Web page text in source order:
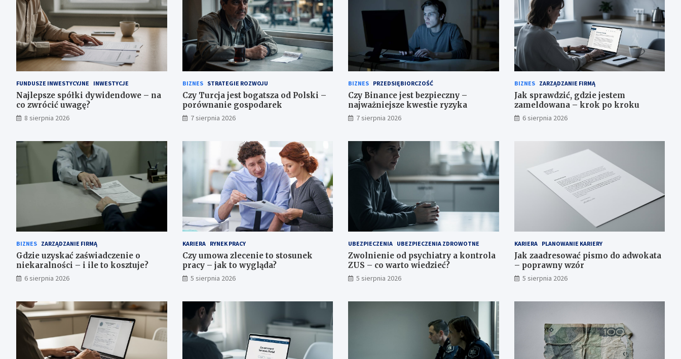
FUNDUSZE INWESTYCYJNE INWESTYCJE
Najlepsze spółki dywidendowe – na
co zwrócić uwagę?
8 sierpnia 2026
BIZNES STRATEGIE ROZWOJU
Czy Turcja jest bogatsza od Polski –
porównanie gospodarek
7 sierpnia 2026
BIZNES PRZEDSIĘBIORCZOŚĆ
Czy Binance jest bezpieczny –
najważniejsze kwestie ryzyka
7 sierpnia 2026
BIZNES ZARZĄDZANIE FIRMĄ
Jak sprawdzić, gdzie jestem
zameldowana – krok po kroku
6 sierpnia 2026
BIZNES ZARZĄDZANIE FIRMĄ
Gdzie uzyskać zaświadczenie o
niekaralności – i ile to kosztuje?
6 sierpnia 2026
KARIERA RYNEK PRACY
Czy umowa zlecenie to stosunek
pracy – jak to wygląda?
5 sierpnia 2026
UBEZPIECZENIA UBEZPIECZENIA ZDROWOTNE
Zwolnienie od psychiatry a kontrola
ZUS – co warto wiedzieć?
5 sierpnia 2026
KARIERA PLANOWANIE KARIERY
Jak zaadresować pismo do adwokata
– poprawny wzór
5 sierpnia 2026